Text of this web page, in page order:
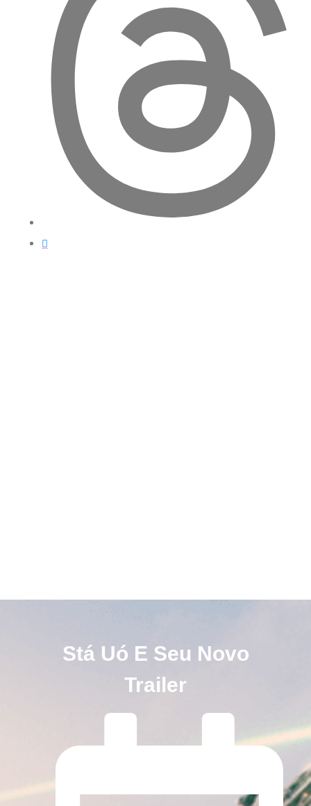
Stá Uó E Seu Novo
Trailer